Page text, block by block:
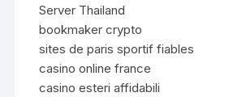
Server Thailand
bookmaker crypto
sites de paris sportif fiables
casino online france
casino esteri affidabili